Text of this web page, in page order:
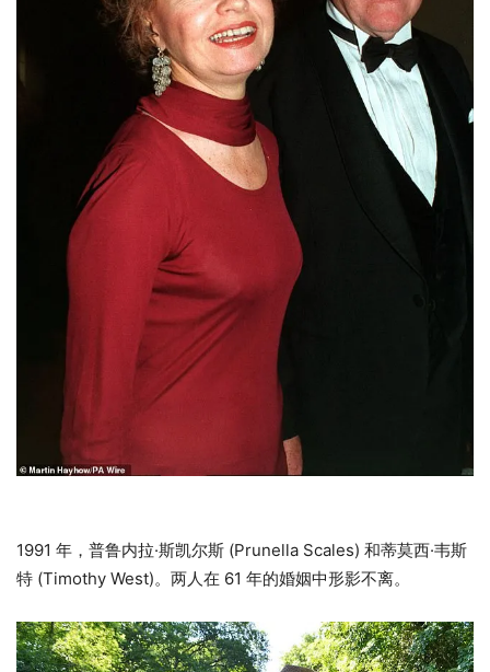
1991 年，普鲁内拉·斯凯尔斯 (Prunella Scales) 和蒂莫西·韦斯
特 (Timothy West)。两人在 61 年的婚姻中形影不离。